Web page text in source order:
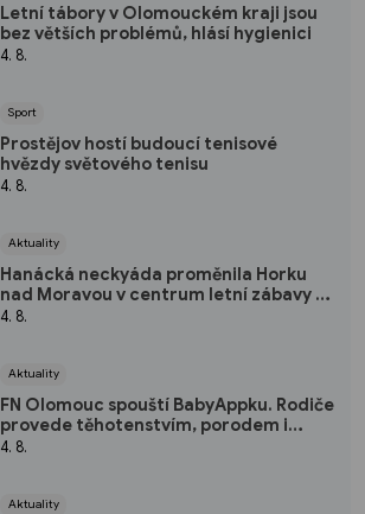
Letní tábory v Olomouckém kraji jsou
bez větších problémů, hlásí hygienici
4. 8.
Sport
Prostějov hostí budoucí tenisové
hvězdy světového tenisu
4. 8.
Aktuality
Hanácká neckyáda proměnila Horku
nad Moravou v centrum letní zábavy a
vodácké fantazie
4. 8.
Aktuality
FN Olomouc spouští BabyAppku. Rodiče
provede těhotenstvím, porodem i
prvními dny s miminkem
4. 8.
Aktuality